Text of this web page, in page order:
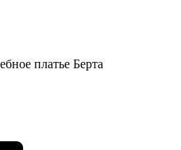
платье Берта